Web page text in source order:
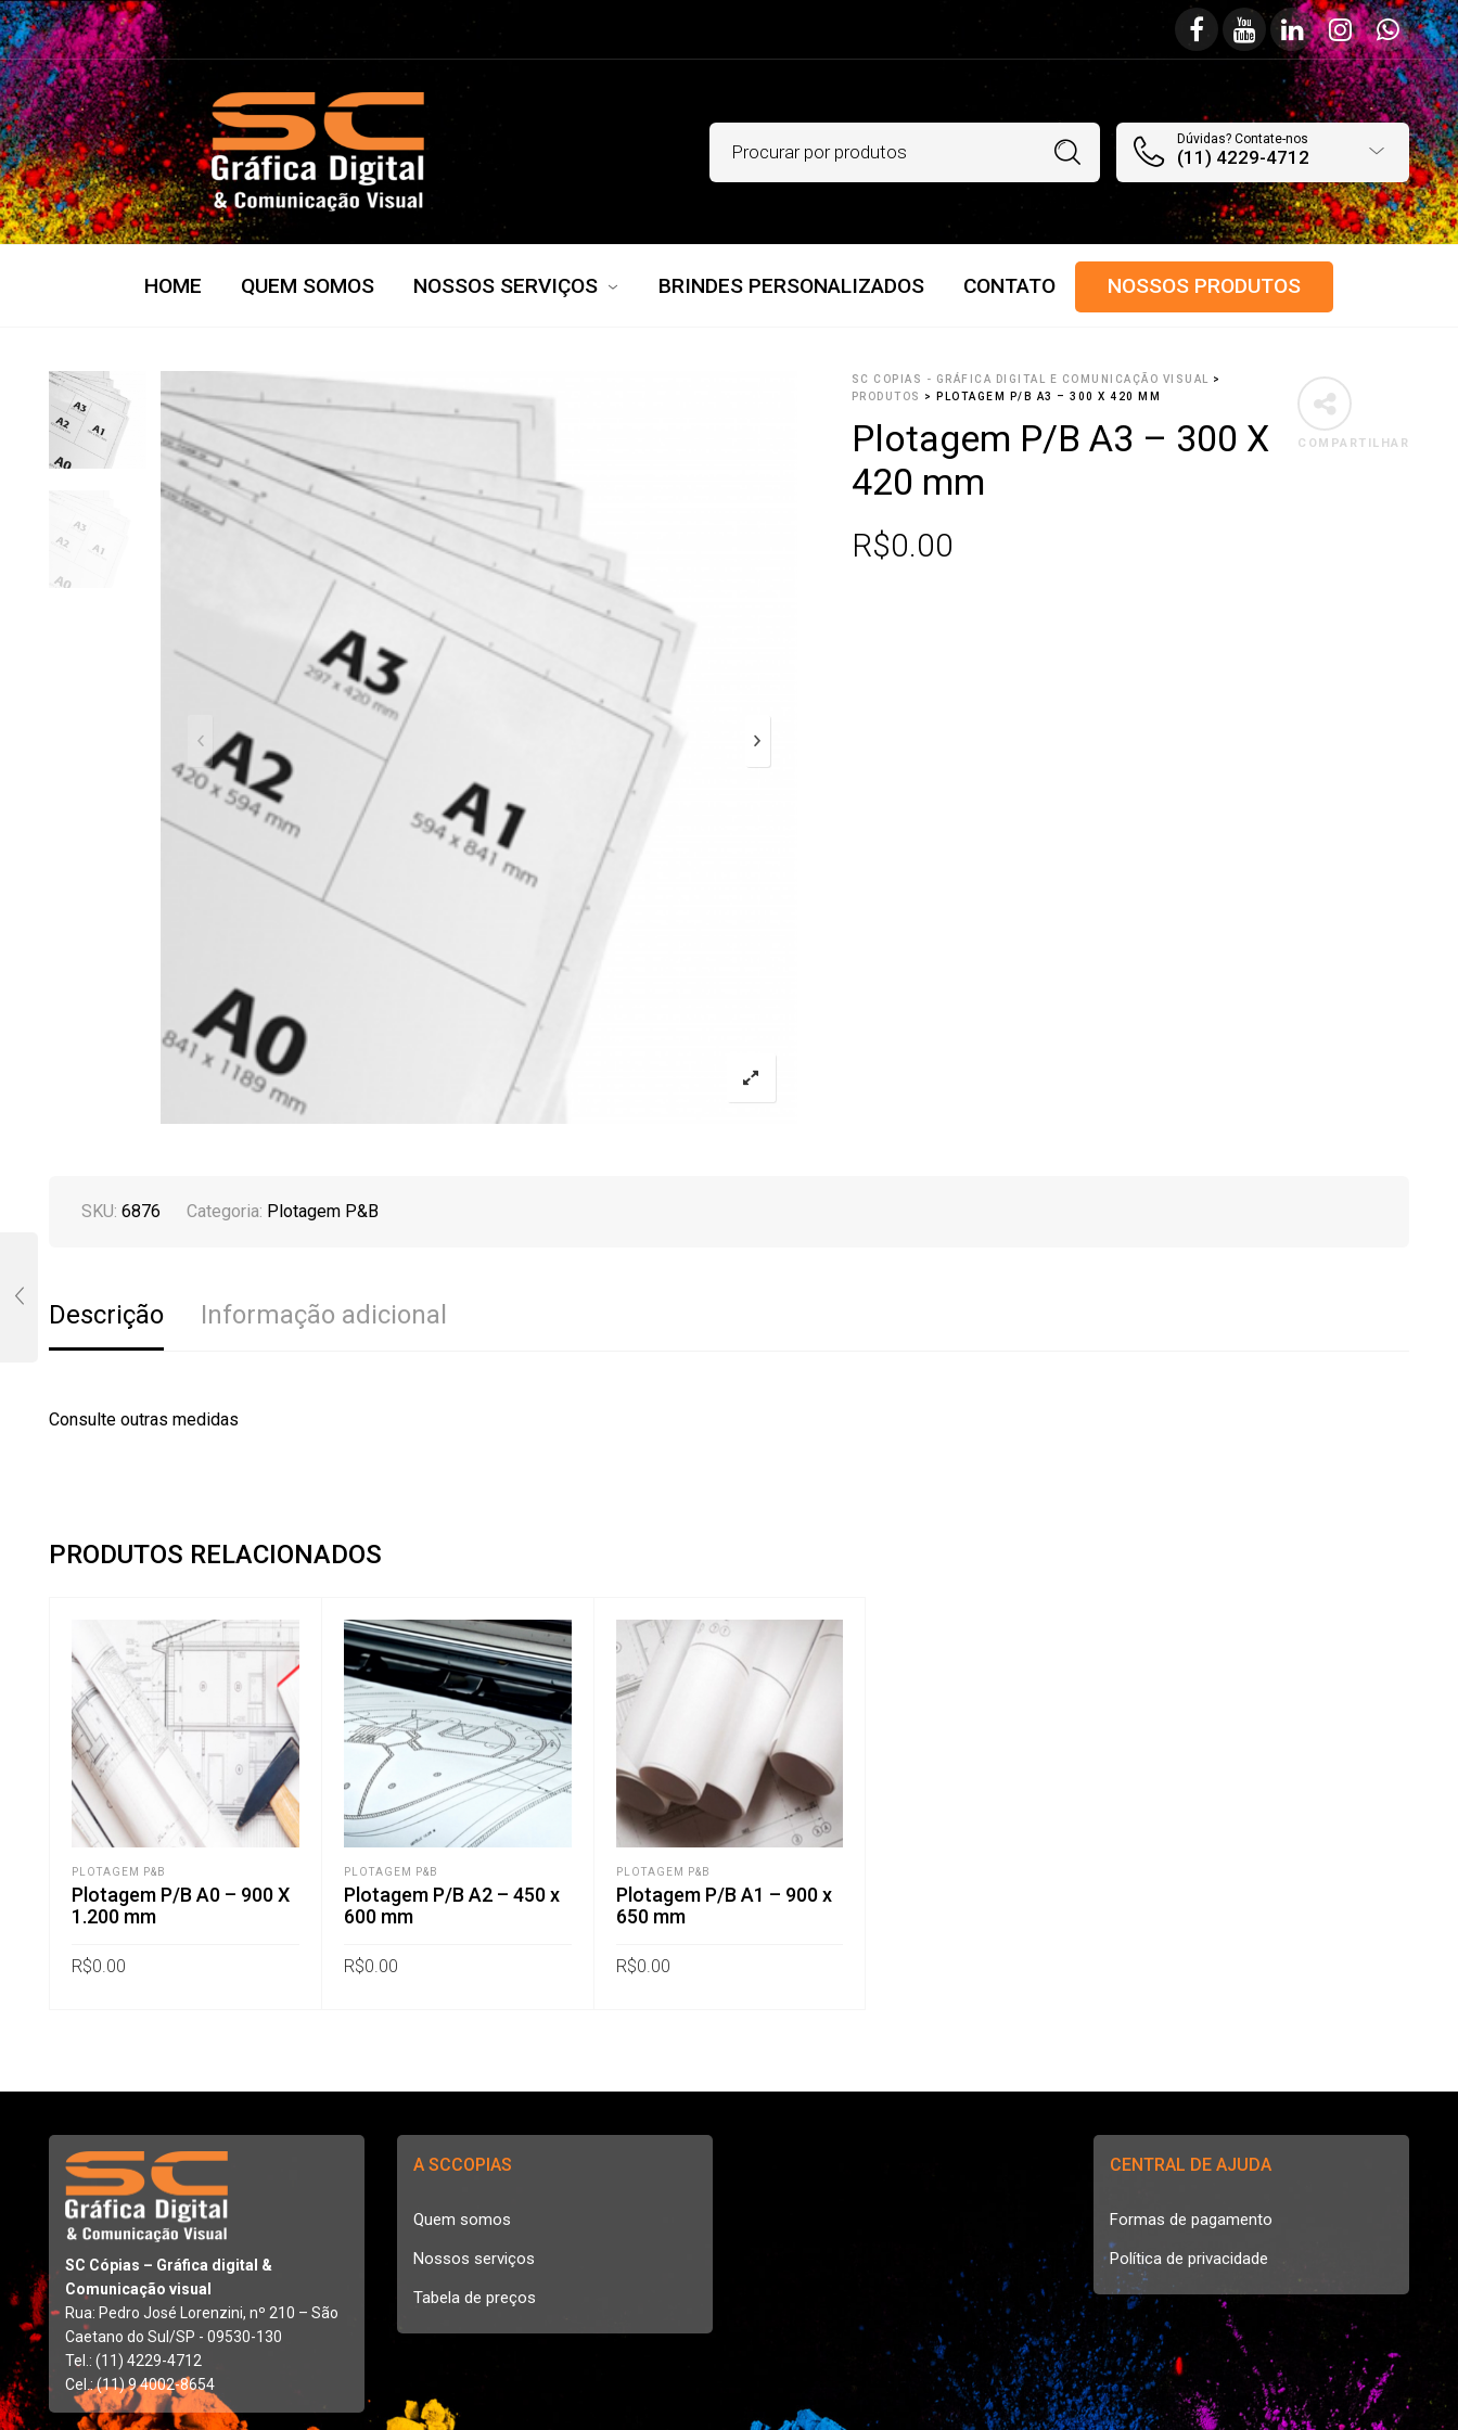
Dúvidas? Contate-nos
(11) 4229-4712
HOME QUEM SOMOS NOSSOS SERVIÇOS BRINDES PERSONALIZADOS CONTATO NOSSOS PRODUTOS
COMPARTILHAR
SC COPIAS - GRÁFICA DIGITAL E COMUNICAÇÃO VISUAL
>
PRODUTOS
> PLOTAGEM P/B A3 – 300 X 420 MM
Plotagem P/B A3 – 300 X
420 mm
R$0.00
SKU: 6876 Categoria: Plotagem P&B
Descrição Informação adicional
Consulte outras medidas
PRODUTOS RELACIONADOS
PLOTAGEM P&B
Plotagem P/B A0 – 900 X
1.200 mm
R$0.00
PLOTAGEM P&B
Plotagem P/B A2 – 450 x
600 mm
R$0.00
PLOTAGEM P&B
Plotagem P/B A1 – 900 x
650 mm
R$0.00
SC Cópias – Gráfica digital &
Comunicação visual
Rua: Pedro José Lorenzini, nº 210 – São
Caetano do Sul/SP - 09530-130
Tel.: (11) 4229-4712
Cel.: (11) 9 4002-8654
A SCCOPIAS
Quem somos
Nossos serviços
Tabela de preços
CENTRAL DE AJUDA
Formas de pagamento
Política de privacidade